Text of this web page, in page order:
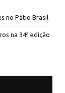
no Pátio Brasil
na 34ª edição